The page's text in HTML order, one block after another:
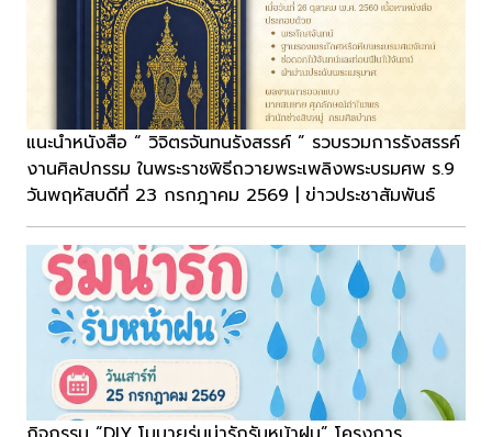
แนะนำหนังสือ “ วิจิตรจันทนรังสรรค์ ” รวบรวมการรังสรรค์
งานศิลปกรรม ในพระราชพิธีถวายพระเพลิงพระบรมศพ ร.9
วันพฤหัสบดีที่ 23 กรกฎาคม 2569 | ข่าวประชาสัมพันธ์